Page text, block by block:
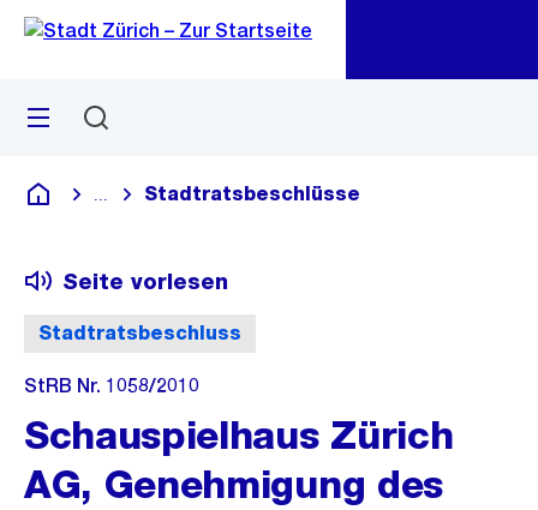
Navigation
Sprunglink
Menü
Deutsch
Blende alle Breadcrumbs ein
Stadtratsbeschlüsse
Stadtratsbeschluss
Seite vorlesen
StRB Nr. 1058/2010
Schauspielhaus Zürich
AG, Genehmigung des